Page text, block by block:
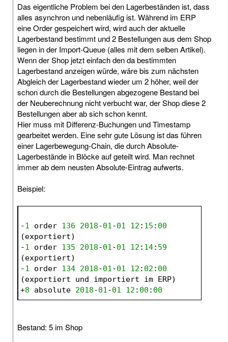
Das eigentliche Problem bei den Lagerbeständen ist, dass
alles asynchron und nebenläufig ist. Während im ERP
eine Order gespeichert wird, wird auch der aktuelle
Lagerbestand bestimmt und 2 Bestellungen aus dem Shop
liegen in der Import-Queue (alles mit dem selben Artikel).
Wenn der Shop jetzt einfach den da bestimmten
Lagerbestand anzeigen würde, wäre bis zum nächsten
Abgleich der Lagerbestand wieder um 2 höher, weil der
schon durch die Bestellungen abgezogene Bestand bei
der Neuberechnung nicht verbucht war, der Shop diese 2
Bestellungen aber ab sich schon kennt.
Hier muss mit Differenz-Buchungen und Timestamp
gearbeitet werden. Eine sehr gute Lösung ist das führen
einer Lagerbewegung-Chain, die durch Absolute-
Lagerbestände in Blöcke auf geteilt wird. Man rechnet
immer ab dem neusten Absolute-Eintrag aufwerts.
Beispiel:
-1 order 136 2018-01-01 12 : 15 : 00
(exportiert)
-1 order 135 2018-01-01 12 : 14: 59
(exportiert)
-1 order 134 2018-01-01 12 : 02 : 00
(exportiert und importiert im ERP)
+8 absolute 2018-01-01 12 : 00 : 00
Bestand: 5 im Shop